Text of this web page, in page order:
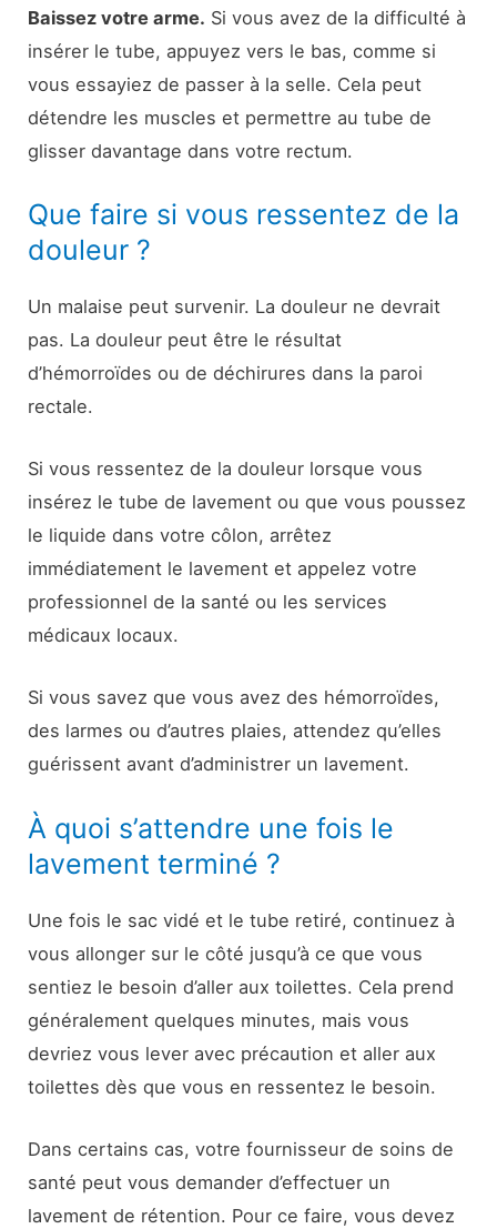
Baissez votre arme. Si vous avez de la difficulté à
insérer le tube, appuyez vers le bas, comme si
vous essayiez de passer à la selle. Cela peut
détendre les muscles et permettre au tube de
glisser davantage dans votre rectum.
Que faire si vous ressentez de la
douleur ?
Un malaise peut survenir. La douleur ne devrait
pas. La douleur peut être le résultat
d’hémorroïdes ou de déchirures dans la paroi
rectale.
Si vous ressentez de la douleur lorsque vous
insérez le tube de lavement ou que vous poussez
le liquide dans votre côlon, arrêtez
immédiatement le lavement et appelez votre
professionnel de la santé ou les services
médicaux locaux.
Si vous savez que vous avez des hémorroïdes,
des larmes ou d’autres plaies, attendez qu’elles
guérissent avant d’administrer un lavement.
À quoi s’attendre une fois le
lavement terminé ?
Une fois le sac vidé et le tube retiré, continuez à
vous allonger sur le côté jusqu’à ce que vous
sentiez le besoin d’aller aux toilettes. Cela prend
généralement quelques minutes, mais vous
devriez vous lever avec précaution et aller aux
toilettes dès que vous en ressentez le besoin.
Dans certains cas, votre fournisseur de soins de
santé peut vous demander d’effectuer un
lavement de rétention. Pour ce faire, vous devez